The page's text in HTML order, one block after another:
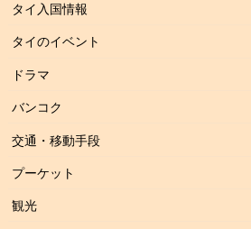
タイ入国情報
タイのイベント
ドラマ
バンコク
交通・移動手段
プーケット
観光